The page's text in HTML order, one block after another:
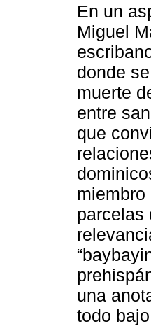
En un
Miguel
donde
muerte
entre
que
parcelas
una
todo